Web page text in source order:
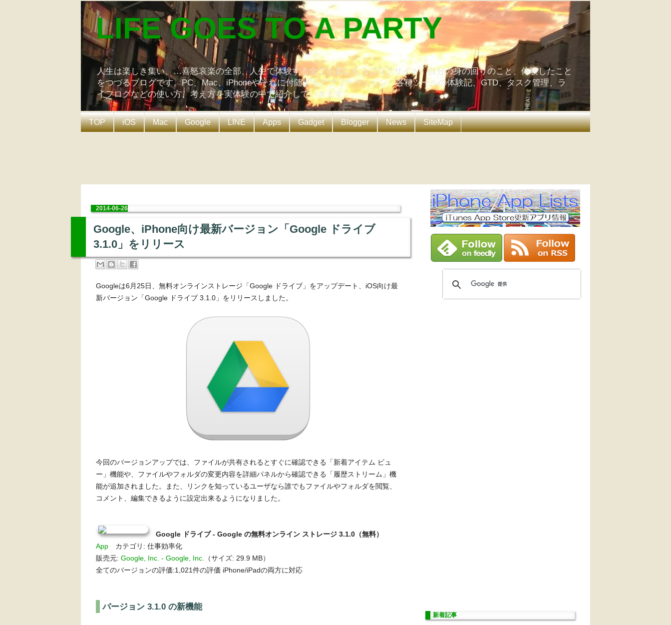
LIFE GOES TO A PARTY
人生は楽しき集い、…喜怒哀楽の全部、人生で体験する全てを楽しもうブログサイト。自分の身の回りのこと、体験したこと
をつづるブログです。PC、Mac、iPhoneやそれに付随するアプリケーション、各種ツールの体験記、GTD、タスク管理、ラ
イフログなどの使い方、考え方を実体験の中で紹介していきます。
TOP iOS Mac Google LINE Apps Gadget Blogger News SiteMap
2014-06-26
Google、iPhone向け最新バージョン「Google ドライブ
3.1.0」をリリース
Googleは6月25日、無料オンラインストレージ「Google ドライブ」をアップデート、iOS向け最
新バージョン「Google ドライブ 3.1.0」をリリースしました。
今回のバージョンアップでは、ファイルが共有されるとすぐに確認できる「新着アイテム ビュ
ー」機能や、ファイルやフォルダの変更内容を詳細パネルから確認できる「履歴ストリーム」機
能が追加されました。また、リンクを知っているユーザなら誰でもファイルやフォルダを閲覧、
コメント、編集できるように設定出来るようになりました。
Google ドライブ - Google の無料オンライン ストレージ 3.1.0（無料）
App カテゴリ: 仕事効率化
販売元: Google, Inc. - Google, Inc.
（サイズ: 29.9 MB）
全てのバージョンの評価:1,021件の評価 iPhone/iPadの両方に対応
バージョン 3.1.0 の新機能
新着記事